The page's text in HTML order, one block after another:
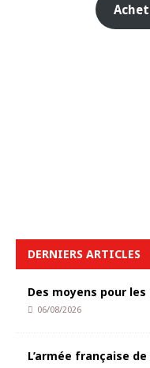
DERNIERS ARTICLES
Des moyens pour
06/08/2026
L’armée française